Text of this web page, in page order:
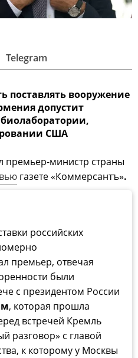
Telegram
поставлять вооружение
допустит
биолаборатории,
США
премьер-министр страны
газете «Коммерсантъ».
российских
премьер, отвечая
были
с президентом России
, которая прошла
встречей Кремль
разговор» с главой
к которому у Москвы